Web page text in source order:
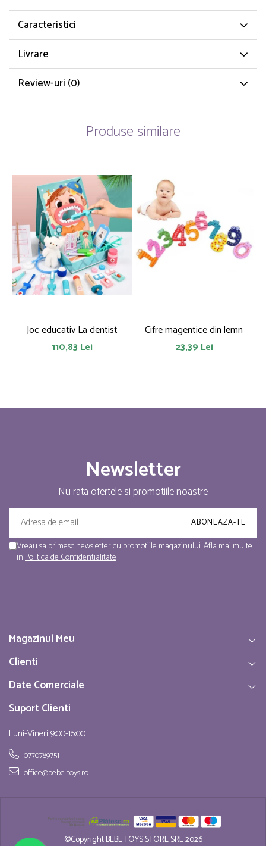
Caracteristici
Livrare
Review-uri (0)
Produse similare
Joc educativ La dentist
110,83 Lei
Cifre magentice din lemn
23,39 Lei
Newsletter
Nu rata ofertele si promotiile noastre
Vreau sa primesc newsletter cu promotiile magazinului. Afla mai multe
inPolitica de Confidentialitate
Magazinul Meu
Clienti
Date Comerciale
Suport Clienti
Luni-Vineri 9:00-16:00
0770789751
office@bebe-toys.ro
©Copyright BEBE TOYS STORE SRL 2026